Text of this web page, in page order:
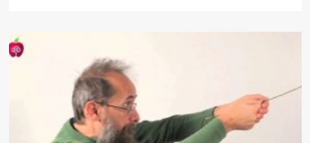
contemporaneo
si
muove
con
noi”.
Federico
Capitoni